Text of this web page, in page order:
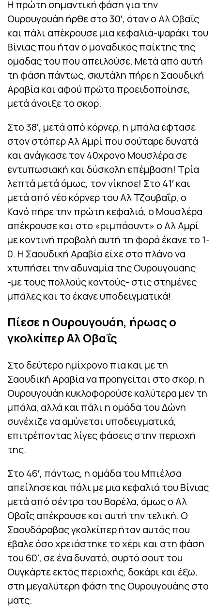
Η πρώτη σημαντική φάση για την
Ουρουγουάη ήρθε στο 30′, όταν ο Αλ Οβαΐς
και πάλι απέκρουσε μια κεφαλιά-ψαράκι του
Βίνιας που ήταν ο μοναδικός παίκτης της
ομάδας του που απειλούσε. Μετά από αυτή
τη φάση πάντως, σκυτάλη πήρε η Σαουδική
Αραβία και αφού πρώτα προειδοποίησε,
μετά άνοιξε το σκορ.
Στο 38′, μετά από κόρνερ, η μπάλα έφτασε
στον στόπερ Αλ Αμρί που σούταρε δυνατά
και ανάγκασε τον 40χρονο Μουσλέρα σε
εντυπωσιακή και δύσκολη επέμβαση! Τρία
λεπτά μετά όμως, τον νίκησε! Στο 41′ και
μετά από νέο κόρνερ του Αλ Τζουβαΐρ, ο
Κανό πήρε την πρώτη κεφαλιά, ο Μουσλέρα
απέκρουσε και στο «ριμπάουντ» ο Αλ Αμρί
με κοντινή προβολή αυτή τη φορά έκανε το 1-
0. Η Σαουδική Αραβία είχε στο πλάνο να
χτυπήσει την αδυναμία της Ουρουγουάης
-με τους πολλούς κοντούς- στις στημένες
μπάλες και το έκανε υποδειγματικά!
Πίεσε η Ουρουγουάη, ήρωας ο
γκολκίπερ Αλ Οβαΐς
Στο δεύτερο ημίχρονο πια και με τη
Σαουδική Αραβία να προηγείται στο σκορ, η
Ουρουγουάη κυκλοφορούσε καλύτερα μεν τη
μπάλα, αλλά και πάλι η ομάδα του Δώνη
συνέχιζε να αμύνεται υποδειγματικά,
επιτρέποντας λίγες φάσεις στην περιοχή
της.
Στο 46′, πάντως, η ομάδα του Μπιέλσα
απείλησε και πάλι με μια κεφαλιά του Βίνιας
μετά από σέντρα του Βαρέλα, όμως ο Αλ
Οβαΐς απέκρουσε και αυτή την τελική. Ο
Σαουδάραβας γκολκίπερ ήταν αυτός που
έβαλε όσο χρειάστηκε το χέρι και στη φάση
του 60′, σε ένα δυνατό, συρτό σουτ του
Ουγκάρτε εκτός περιοχής, δοκάρι και έξω,
στη μεγαλύτερη φάση της Ουρουγουάης στο
ματς.